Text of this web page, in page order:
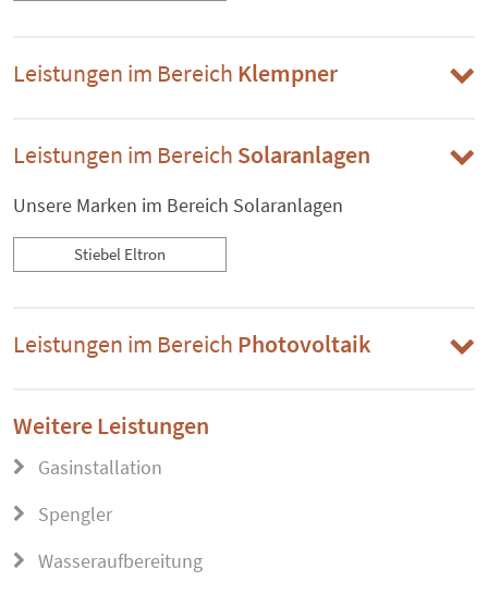
Leistungen im Bereich Klempner
Leistungen im Bereich Solaranlagen
Unsere Marken im Bereich Solaranlagen
Stiebel Eltron
Leistungen im Bereich Photovoltaik
Weitere Leistungen
Gasinstallation
Spengler
Wasseraufbereitung